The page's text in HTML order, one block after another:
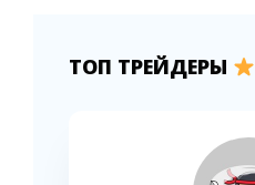
ТОП ТРЕЙДЕРЫ